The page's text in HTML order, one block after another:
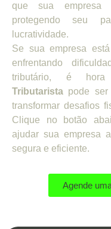
que sua empresa
protegendo seu
lucratividade.
Se sua empresa
enfrentando
tributário, é
Tributarista pode
transformar desafios
Clique no botão
ajudar sua empresa
segura e eficiente.
Agende